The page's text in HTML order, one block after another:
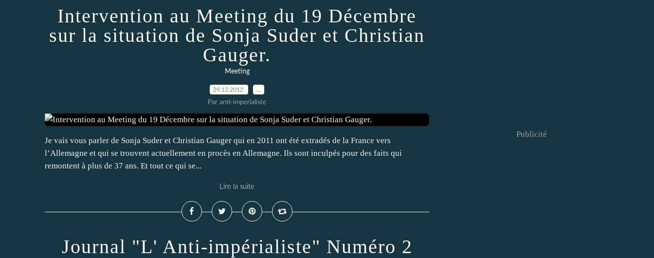
Intervention au Meeting du 19 Décembre
sur la situation de Sonja Suder et Christian
Gauger.
Meeting
29.12.2012
Par anti-imperialiste
Je vais vous parler de Sonja Suder et Christian Gauger qui en 2011 ont été extradés de la France vers
l’Allemagne et qui se trouvent actuellement en procès en Allemagne. Ils sont inculpés pour des faits qui
remontent à plus de 37 ans. Et tout ce qui se...
Lire la suite
Journal "L' Anti-impérialiste" Numéro 2
Publicité